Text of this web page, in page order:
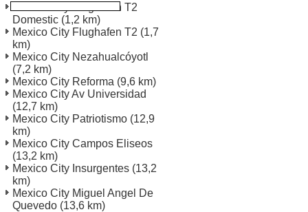
Mexico City Flughafen T2
Domestic (1,2 km)
Mexico City Flughafen T2 (1,7
km)
Mexico City Nezahualcóyotl
(7,2 km)
Mexico City Reforma (9,6 km)
Mexico City Av Universidad
(12,7 km)
Mexico City Patriotismo (12,9
km)
Mexico City Campos Eliseos
(13,2 km)
Mexico City Insurgentes (13,2
km)
Mexico City Miguel Angel De
Quevedo (13,6 km)